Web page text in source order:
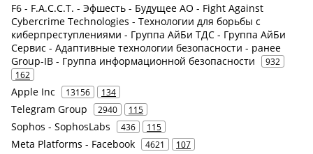
F6 - F.A.С.С.T. - Эфшесть - Будущее АО - Fight Against
Cybercrime Technologies - Технологии для борьбы с
киберпреступлениями - Группа АйБи ТДС - Группа АйБи
Сервис - Адаптивные технологии безопасности - ранее
Group-IB - Группа информационной безопасности
932
162
Apple Inc 13156 134
Telegram Group 2940 115
Sophos - SophosLabs 436 115
Meta Platforms - Facebook 4621 107